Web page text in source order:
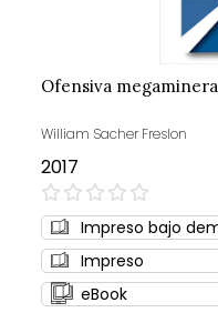
Ofensiva
William Sacher Freslon
2017
0%
Impreso bajo
Impreso
eBook